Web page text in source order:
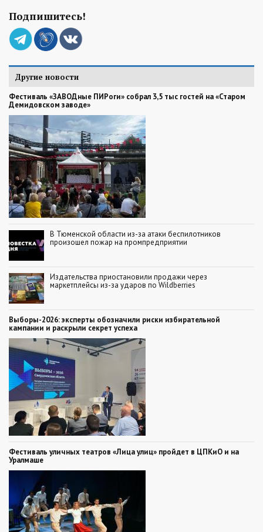
Подпишитесь!
Другие новости
Фестиваль «ЗАВОДные ПИРоги» собрал 3,5 тыс гостей на «Старом
Демидовском заводе»
В Тюменской области из-за атаки беспилотников
произошел пожар на промпредприятии
Издательства приостановили продажи через
маркетплейсы из-за ударов по Wildberries
Выборы-2026: эксперты обозначили риски избирательной
кампании и раскрыли секрет успеха
Фестиваль уличных театров «Лица улиц» пройдет в ЦПКиО и на
Уралмаше